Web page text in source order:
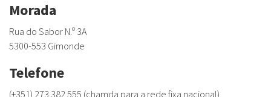
Morada
Rua do Sabor N.º 3A
5300-553 Gimonde
Telefone
(+351) 273 382 555 (chamda para a rede fixa nacional)